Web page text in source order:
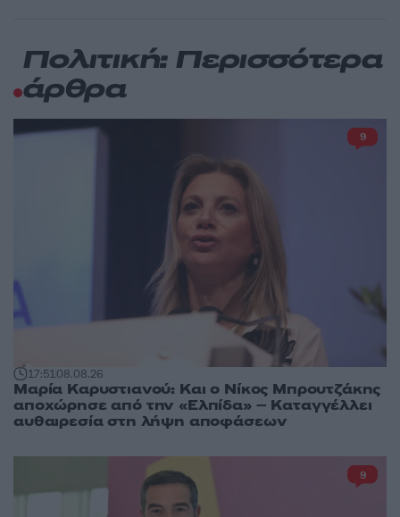
Πολιτική: Περισσότερα
άρθρα
17:5108.08.26
Μαρία Καρυστιανού: Και ο Νίκος Μπρουτζάκης
αποχώρησε από την «Ελπίδα» – Καταγγέλλει
αυθαιρεσία στη λήψη αποφάσεων
9
9